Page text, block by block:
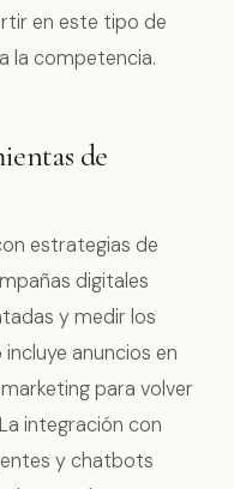
en este tipo de
la competencia.
de
estrategias de
digitales
y medir los
anuncios en
para volver
integración con
y chatbots